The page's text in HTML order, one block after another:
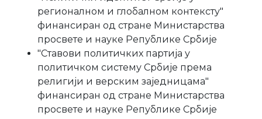
регионалном и глобалном контексту"
финансиран од стране Министарства
просвете и науке Републике Србије
"Ставови политичких партија у
политичком систему Србије према
религији и верским заједницама"
финансиран од стране Министарства
просвете и науке Републике Србије